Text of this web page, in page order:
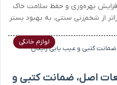
افزایش بهره‌وری و حفظ سلامت خاک
از شخم‌زنی سنتی، به بهبود بستر
لوازم خانگی
اصل، ضمانت کتبی و